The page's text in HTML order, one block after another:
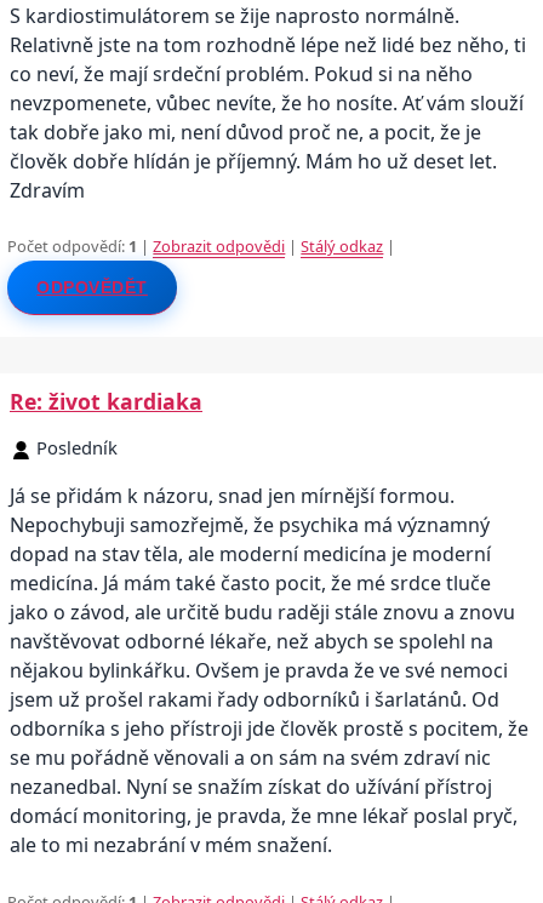
S kardiostimulátorem se žije naprosto normálně.
Relativně jste na tom rozhodně lépe než lidé bez něho, ti
co neví, že mají srdeční problém. Pokud si na něho
nevzpomenete, vůbec nevíte, že ho nosíte. Ať vám slouží
tak dobře jako mi, není důvod proč ne, a pocit, že je
člověk dobře hlídán je příjemný. Mám ho už deset let.
Zdravím
Počet odpovědí: 1 |Zobrazit odpovědi |Stálý odkaz |
ODPOVĚDĚT
Re: život kardiaka
Posledník
Já se přidám k názoru, snad jen mírnější formou.
Nepochybuji samozřejmě, že psychika má významný
dopad na stav těla, ale moderní medicína je moderní
medicína. Já mám také často pocit, že mé srdce tluče
jako o závod, ale určitě budu raději stále znovu a znovu
navštěvovat odborné lékaře, než abych se spolehl na
nějakou bylinkářku. Ovšem je pravda že ve své nemoci
jsem už prošel rakami řady odborníků i šarlatánů. Od
odborníka s jeho přístroji jde člověk prostě s pocitem, že
se mu pořádně věnovali a on sám na svém zdraví nic
nezanedbal. Nyní se snažím získat do užívání přístroj
domácí monitoring, je pravda, že mne lékař poslal pryč,
ale to mi nezabrání v mém snažení.